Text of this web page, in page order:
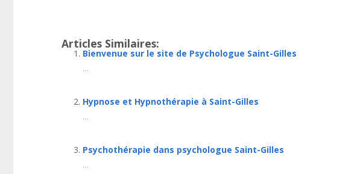
Articles Similaires:
Bienvenue sur le site de Psychologue Saint-Gilles
...
Hypnose et Hypnothérapie à Saint-Gilles
...
Psychothérapie dans psychologue Saint-Gilles
...